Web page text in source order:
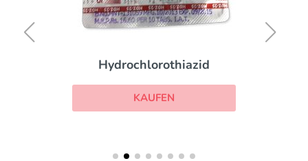
Hydrochlorothiazid
KAUFEN